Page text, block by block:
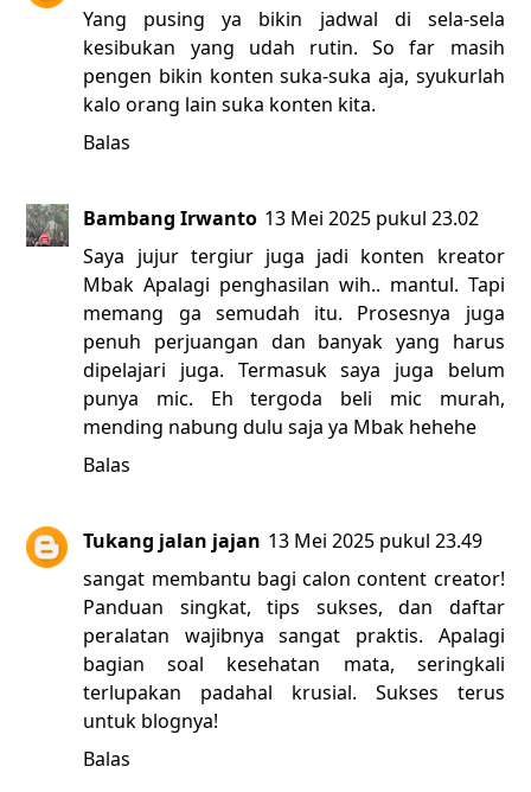
Yang pusing ya bikin jadwal di sela-sela
kesibukan yang udah rutin. So far masih
pengen bikin konten suka-suka aja, syukurlah
kalo orang lain suka konten kita.
Balas
Bambang Irwanto 13 Mei 2025 pukul 23.02
Saya jujur tergiur juga jadi konten kreator
Mbak Apalagi penghasilan wih.. mantul. Tapi
memang ga semudah itu. Prosesnya juga
penuh perjuangan dan banyak yang harus
dipelajari juga. Termasuk saya juga belum
punya mic. Eh tergoda beli mic murah,
mending nabung dulu saja ya Mbak hehehe
Balas
Tukang jalan jajan 13 Mei 2025 pukul 23.49
sangat membantu bagi calon content creator!
Panduan singkat, tips sukses, dan daftar
peralatan wajibnya sangat praktis. Apalagi
bagian soal kesehatan mata, seringkali
terlupakan padahal krusial. Sukses terus
untuk blognya!
Balas